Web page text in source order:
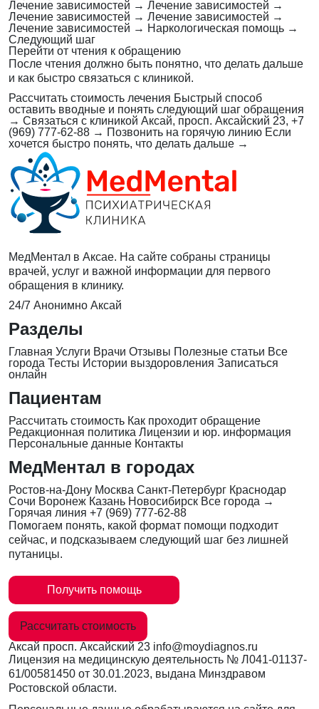
Лечение зависимостей → Лечение зависимостей →
Лечение зависимостей → Лечение зависимостей →
Лечение зависимостей → Наркологическая помощь →
Следующий шаг
Перейти от чтения к обращению
После чтения должно быть понятно, что делать дальше
и как быстро связаться с клиникой.
Рассчитать стоимость лечения Быстрый способ
оставить вводные и понять следующий шаг обращения
→ Связаться с клиникой Аксай, просп. Аксайский 23, +7
(969) 777-62-88 → Позвонить на горячую линию Если
хочется быстро понять, что делать дальше →
МедМентал в Аксае. На сайте собраны страницы
врачей, услуг и важной информации для первого
обращения в клинику.
24/7 Анонимно Аксай
Разделы
Главная Услуги Врачи Отзывы Полезные статьи Все
города Тесты Истории выздоровления Записаться
онлайн
Пациентам
Рассчитать стоимость Как проходит обращение
Редакционная политика Лицензии и юр. информация
Персональные данные Контакты
МедМентал в городах
Ростов-на-Дону Москва Санкт-Петербург Краснодар
Сочи Воронеж Казань Новосибирск Все города →
Горячая линия +7 (969) 777-62-88
Помогаем понять, какой формат помощи подходит
сейчас, и подсказываем следующий шаг без лишней
путаницы.
Получить помощь
Рассчитать стоимость
Аксай просп. Аксайский 23 info@moydiagnos.ru
Лицензия на медицинскую деятельность № Л041-01137-
61/00581450 от 30.01.2023, выдана Минздравом
Ростовской области.